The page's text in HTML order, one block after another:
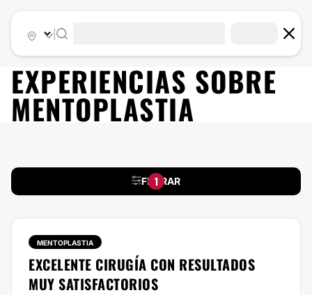
EXPERIENCIAS SOBRE
MENTOPLASTIA
FILTRAR
1
MENTOPLASTIA
EXCELENTE CIRUGÍA CON RESULTADOS
MUY SATISFACTORIOS